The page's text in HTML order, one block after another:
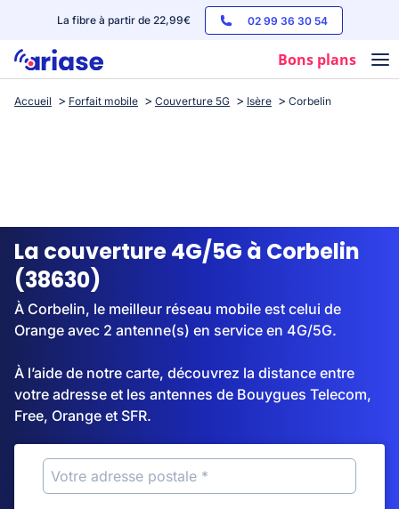
La fibre à partir de 22,99€ 02 99 36 30 54
Bons plans
Box internet
Streaming
Accueil Forfait mobile Couverture 5G Isère Corbelin
La couverture 4G/5G à Corbelin
(38630)
À Corbelin, le meilleur réseau mobile est celui de
Orange avec 2 antenne(s) en service en 4G/5G.
À l’aide de notre carte, découvrez la distance entre
votre adresse et les antennes de Bouygues Telecom,
Free, Orange et SFR.